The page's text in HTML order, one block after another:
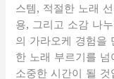
스템, 적절한 노래
용, 그리고 소감 나
의 가라오케 경험을
한 노래 부르기를
소중한 시간이 될